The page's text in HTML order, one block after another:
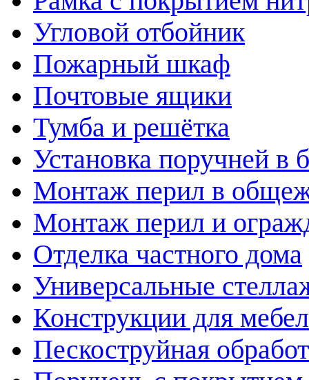
Угловой отбойник
Пожарный шкаф
Почтовые ящики
Тумба и решётка
Установка поручней в
Монтаж перил в
Монтаж перил и
Отделка частного дома
Универсальные
Конструкции для
Пескоструйная